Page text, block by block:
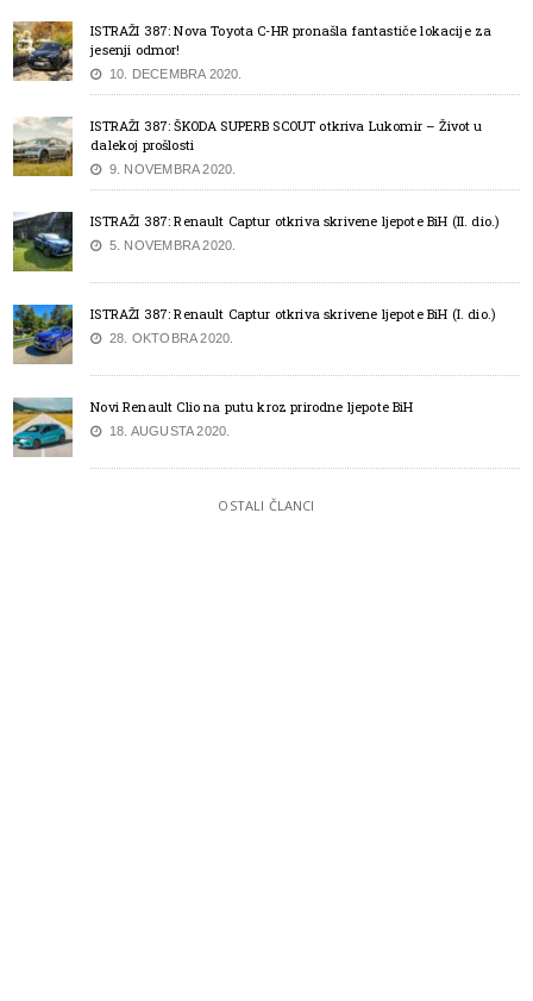
ISTRAŽI 387: Nova Toyota C-HR pronašla fantastiče lokacije za
jesenji odmor!
10. DECEMBRA 2020.
ISTRAŽI 387: ŠKODA SUPERB SCOUT otkriva Lukomir – Život u
dalekoj prošlosti
9. NOVEMBRA 2020.
ISTRAŽI 387: Renault Captur otkriva skrivene ljepote BiH (II. dio.)
5. NOVEMBRA 2020.
ISTRAŽI 387: Renault Captur otkriva skrivene ljepote BiH (I. dio.)
28. OKTOBRA 2020.
Novi Renault Clio na putu kroz prirodne ljepote BiH
18. AUGUSTA 2020.
OSTALI ČLANCI